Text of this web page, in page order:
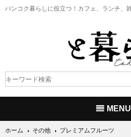
バンコク暮らしに役立つ！ カフェ、ランチ、
MENU
ホーム その他 プレミアムフルーツ